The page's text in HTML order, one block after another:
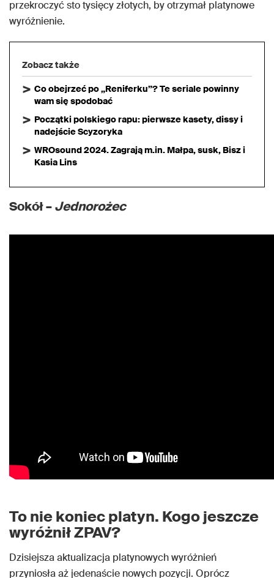
przekroczyć sto tysięcy złotych, by otrzymał platynowe
wyróżnienie.
Zobacz także
Co obejrzeć po „Reniferku”? Te seriale powinny
wam się spodobać
Początki polskiego rapu: pierwsze kasety, dissy i
nadejście Scyzoryka
WROsound 2024. Zagrają m.in. Małpa, susk, Bisz i
Kasia Lins
Sokół –Jednorożec
To nie koniec platyn. Kogo jeszcze
wyróżnił ZPAV?
Dzisiejsza aktualizacja platynowych wyróżnień
przyniosła aż jedenaście nowych pozycji. Oprócz